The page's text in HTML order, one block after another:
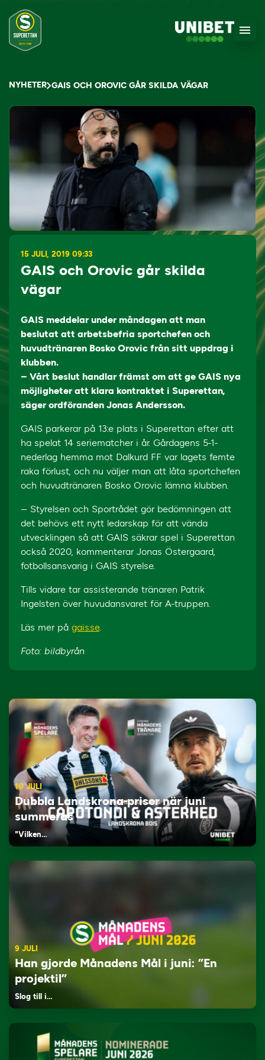
NYHETER GAIS OCH OROVIC GÅR SKILDA VÄGAR
15 JULI, 2019 09:33
GAIS och Orovic går skilda
vägar
GAIS meddelar under måndagen att man
beslutat att arbetsbefria sportchefen och
huvudtränaren Bosko Orovic från sitt uppdrag i
klubben.
– Vårt beslut handlar främst om att ge GAIS nya
möjligheter att klara kontraktet i Superettan,
säger ordföranden Jonas Andersson.
GAIS parkerar på 13:e plats i Superettan efter att
ha spelat 14 seriematcher i år. Gårdagens 5-1-
nederlag hemma mot Dalkurd FF var lagets femte
raka förlust, och nu väljer man att låta sportchefen
och huvudtränaren Bosko Orovic lämna klubben.
– Styrelsen och Sportrådet gör bedömningen att
det behövs ett nytt ledarskap för att vända
utvecklingen så att GAIS säkrar spel i Superettan
också 2020, kommenterar Jonas Östergaard,
fotbollsansvarig i GAIS styrelse.
Tills vidare tar assisterande tränaren Patrik
Ingelsten över huvudansvaret för A-truppen.
Läs mer på gais.se.
Foto: bildbyrån
10 JULI
Dubbla Landskrona-priser när juni
summeras
"Vilken…
9 JULI
Han gjorde Månadens Mål i juni: ”En
projektil”
Slog till i…